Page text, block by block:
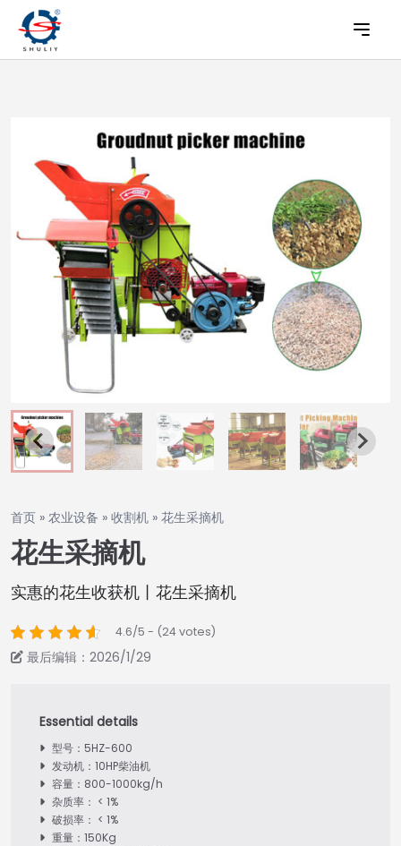
首页 » 农业设备 » 收割机 » 花生采摘机
花生采摘机
实惠的花生收获机丨花生采摘机
4.6/5 - (24 votes)
最后编辑：2026/1/29
型号：5HZ-600
发动机：10HP柴油机
容量：800-1000kg/h
杂质率： < 1%
破损率： < 1%
重量：150Kg